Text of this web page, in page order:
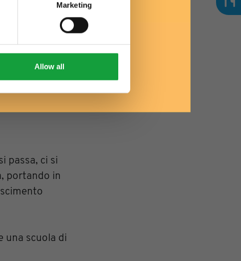
Marketing
Allow all
passa, ci si
portando in
una scuola di